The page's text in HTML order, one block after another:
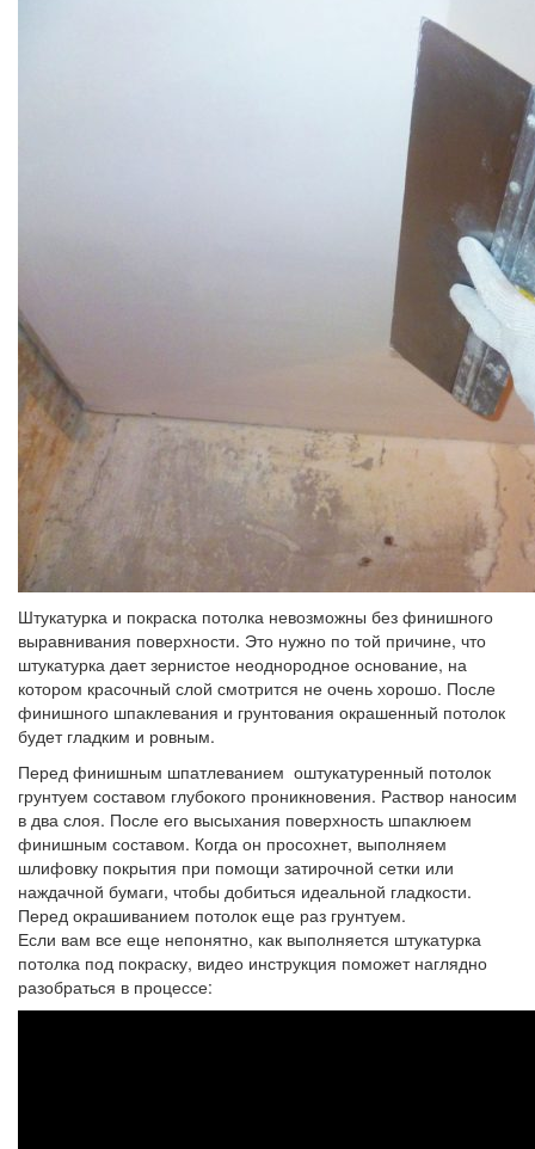
Штукатурка и покраска потолка невозможны без финишного
выравнивания поверхности. Это нужно по той причине, что
штукатурка дает зернистое неоднородное основание, на
котором красочный слой смотрится не очень хорошо. После
финишного шпаклевания и грунтования окрашенный потолок
будет гладким и ровным.
Перед финишным шпатлеванием оштукатуренный потолок
грунтуем составом глубокого проникновения. Раствор наносим
в два слоя. После его высыхания поверхность шпаклюем
финишным составом. Когда он просохнет, выполняем
шлифовку покрытия при помощи затирочной сетки или
наждачной бумаги, чтобы добиться идеальной гладкости.
Перед окрашиванием потолок еще раз грунтуем.
Если вам все еще непонятно, как выполняется штукатурка
потолка под покраску, видео инструкция поможет наглядно
разобраться в процессе: